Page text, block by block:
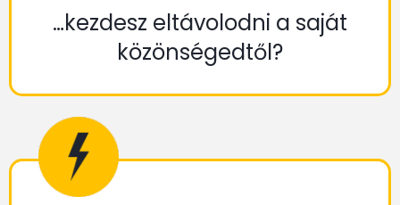
…kezdesz eltávolodni a saját
közönségedtől?